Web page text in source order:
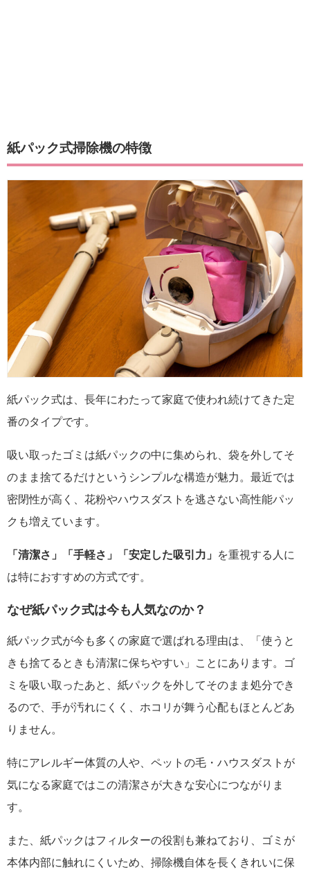
紙パック式掃除機の特徴
紙パック式は、長年にわたって家庭で使われ続けてきた定
番のタイプです。
吸い取ったゴミは紙パックの中に集められ、袋を外してそ
のまま捨てるだけというシンプルな構造が魅力。最近では
密閉性が高く、花粉やハウスダストを逃さない高性能パッ
クも増えています。
「清潔さ」「手軽さ」「安定した吸引力」
を重視する人に
は特におすすめの方式です。
なぜ紙パック式は今も人気なのか？
紙パック式が今も多くの家庭で選ばれる理由は、「使うと
きも捨てるときも清潔に保ちやすい」ことにあります。ゴ
ミを吸い取ったあと、紙パックを外してそのまま処分でき
るので、手が汚れにくく、ホコリが舞う心配もほとんどあ
りません。
特にアレルギー体質の人や、ペットの毛・ハウスダストが
気になる家庭ではこの清潔さが大きな安心につながりま
す。
また、紙パックはフィルターの役割も兼ねており、ゴミが
本体内部に触れにくいため、掃除機自体を長くきれいに保